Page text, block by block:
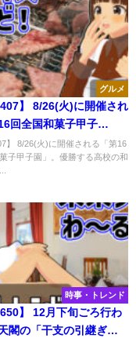
グルメ
】 8/26(火)に開催され
回全国和菓子甲子
勝する高校の和菓子
】 8/26(火)に開催される「第16
子甲子園」。優勝する高校の和
時事・トレンド
】 12月下旬ごろ行わ
閣の「干支の引継ぎ